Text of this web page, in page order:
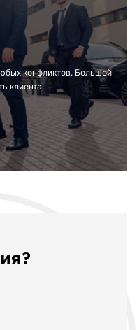
конфликтов. Большой
клиента.